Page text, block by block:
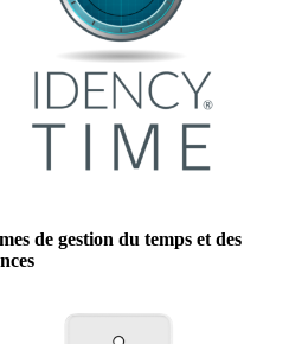
de gestion du temps et des